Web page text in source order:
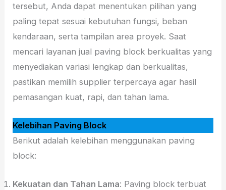
tersebut, Anda dapat menentukan pilihan yang
paling tepat sesuai kebutuhan fungsi, beban
kendaraan, serta tampilan area proyek. Saat
mencari layanan jual paving block berkualitas yang
menyediakan variasi lengkap dan berkualitas,
pastikan memilih supplier terpercaya agar hasil
pemasangan kuat, rapi, dan tahan lama.
Kelebihan Paving Block
Berikut adalah kelebihan menggunakan paving
block:
Kekuatan dan Tahan Lama: Paving block terbuat